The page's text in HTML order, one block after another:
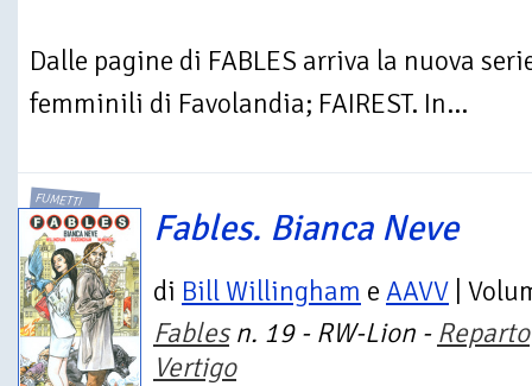
Dalle pagine di FABLES arriva la nuova
femminili di Favolandia; FAIREST. In...
FUMETTI
Fables. Bianca Neve
di Bill Willingham e AAVV |
Fablesn. 19 - RW-Lion - Reparto
Vertigo